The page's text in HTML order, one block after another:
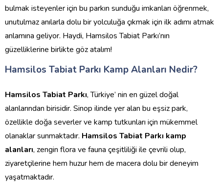
bulmak isteyenler için bu parkın sunduğu imkanları öğrenmek,
unutulmaz anılarla dolu bir yolculuğa çıkmak için ilk adımı atmak
anlamına geliyor. Haydi, Hamsilos Tabiat Parkı’nın
güzelliklerine birlikte göz atalım!
Hamsilos Tabiat Parkı Kamp Alanları Nedir?
Hamsilos Tabiat Parkı, Türkiye’ nin en güzel doğal
alanlarından birisidir. Sinop ilinde yer alan bu eşsiz park,
özellikle doğa severler ve kamp tutkunları için mükemmel
olanaklar sunmaktadır. Hamsilos Tabiat Parkı kamp
alanları, zengin flora ve fauna çeşitliliği ile çevrili olup,
ziyaretçilerine hem huzur hem de macera dolu bir deneyim
yaşatmaktadır.